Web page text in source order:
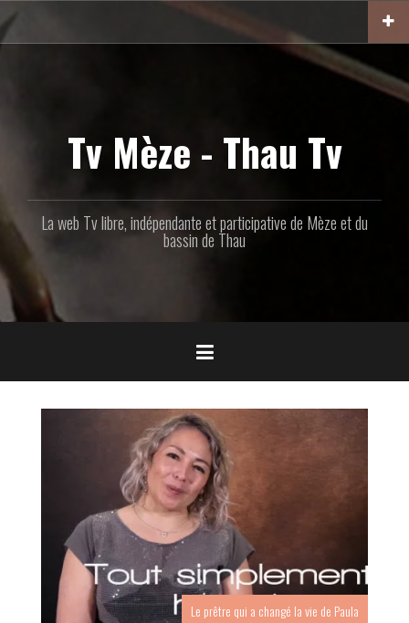
au
contenu
Tv Mèze - Thau Tv
La web Tv libre, indépendante et participative de Mèze et du
bassin de Thau
Le prêtre qui a changé la vie de Paula